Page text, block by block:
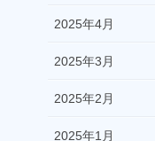
2025年4月
2025年3月
2025年2月
2025年1月